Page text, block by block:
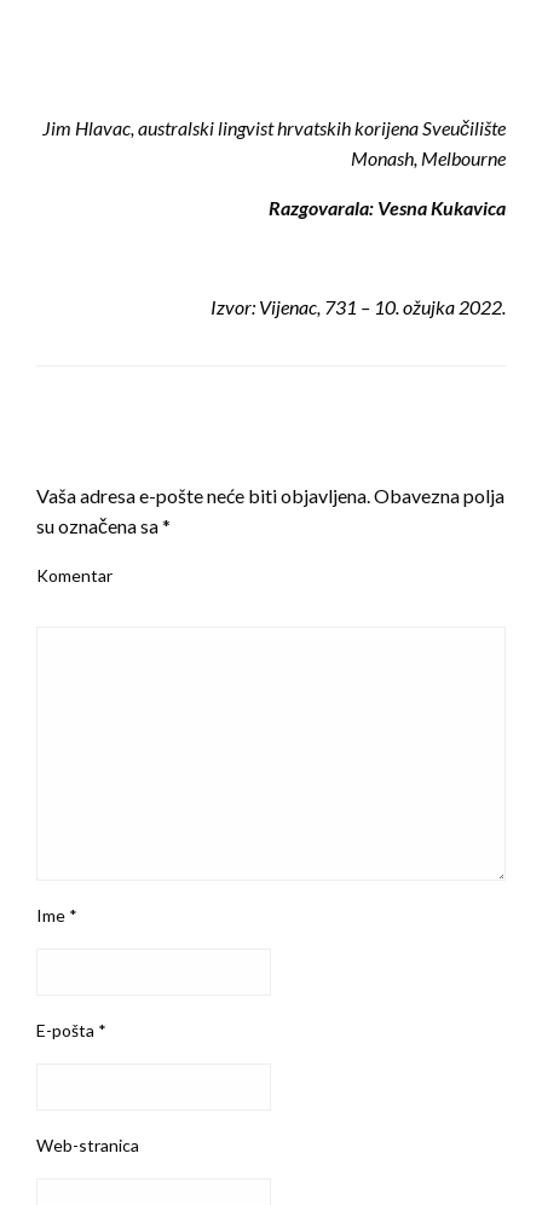
Jim Hlavac, australski lingvist hrvatskih korijena Sveučilište
Monash, Melbourne
Razgovarala: Vesna Kukavica
Izvor: Vijenac, 731 – 10. ožujka 2022.
Vaša adresa e-pošte neće biti objavljena.Obavezna polja
su označena sa*
Komentar
Ime *
E-pošta *
Web-stranica